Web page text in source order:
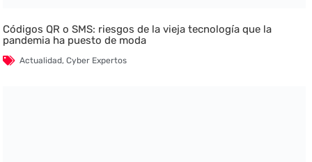
Códigos QR o SMS: riesgos de la vieja tecnología que la
pandemia ha puesto de moda
Actualidad,Cyber Expertos